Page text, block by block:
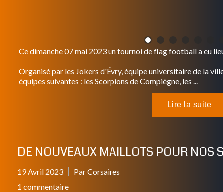
Ce dimanche 07 mai 2023 un tournoi de flag football a eu
Organisé par les Jokers d'Évry, équipe universitaire de la
équipes suivantes : les Scorpions de Compiègne, les ...
DE NOUVEAUX MAILLOTS POUR NOS
19 Avril 2023
Par Corsaires
1 commentaire